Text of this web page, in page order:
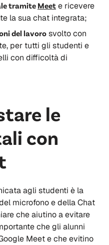
tramite Meet e ricevere
la sua chat integrata;
del lavoro svolto con
per tutti gli studenti e
con difficoltà di
le
con
agli studenti è la
microfono e della Chat
che aiutino a evitare
che gli alunni
Meet e che evitino